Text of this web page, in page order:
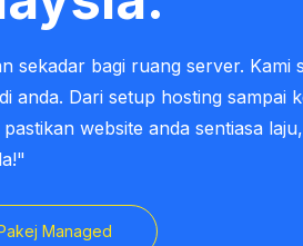
sekadar bagi ruang server. Kami
anda. Dari setup hosting sampai
website anda sentiasa
Managed